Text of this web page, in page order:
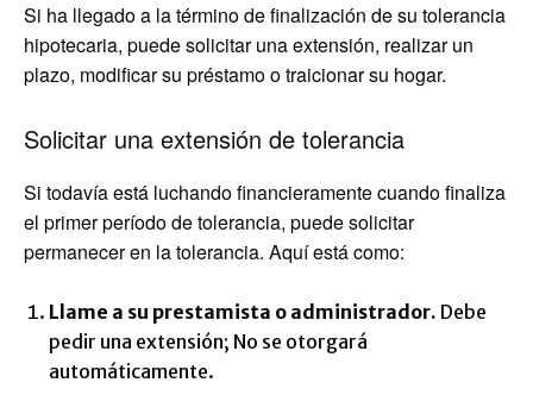
Si ha llegado a la término de finalización de su tolerancia
hipotecaria, puede solicitar una extensión, realizar un
plazo, modificar su préstamo o traicionar su hogar.
Solicitar una extensión de tolerancia
Si todavía está luchando financieramente cuando finaliza
el primer período de tolerancia, puede solicitar
permanecer en la tolerancia. Aquí está como:
Llame a su prestamista o administrador. Debe
pedir una extensión; No se otorgará
automáticamente.